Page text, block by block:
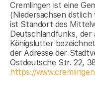
Cremlingen ist eine
(Niedersachsen östlich
ist Standort des
Deutschlandfunks, der
Königslutter
der Adresse der
Ostdeutsche Str. 22,
https://